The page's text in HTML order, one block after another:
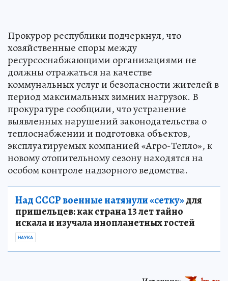
Прокурор республики подчеркнул, что
хозяйственные споры между
ресурсоснабжающими организациями не
должны отражаться на качестве
коммунальных услуг и безопасности жителей в
период максимальных зимних нагрузок. В
прокуратуре сообщили, что устранение
выявленных нарушений законодательства о
теплоснабжении и подготовка объектов,
эксплуатируемых компанией «Агро-Тепло», к
новому отопительному сезону находятся на
особом контроле надзорного ведомства.
Над СССР военные натянули «сетку»для
пришельцев: как страна 13 лет тайно
искала и изучала инопланетных гостей
НАУКА